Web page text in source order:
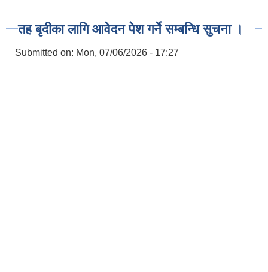
तह बृदीका लागि आवेदन पेश गर्ने सम्बन्धि सुचना ।
Submitted on: Mon, 07/06/2026 - 17:27